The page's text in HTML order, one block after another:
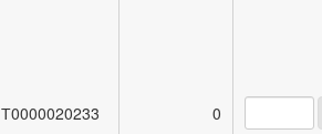
Т0000020233 0